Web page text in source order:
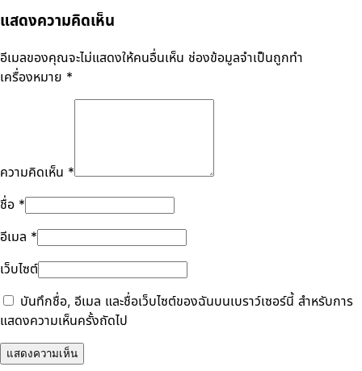
แสดงความคิดเห็น
อีเมลของคุณจะไม่แสดงให้คนอื่นเห็น ช่องข้อมูลจำเป็นถูกทำ
เครื่องหมาย *
ความคิดเห็น *
ชื่อ *
อีเมล *
เว็บไซต์
บันทึกชื่อ, อีเมล และชื่อเว็บไซต์ของฉันบนเบราว์เซอร์นี้ สำหรับการ
แสดงความเห็นครั้งถัดไป